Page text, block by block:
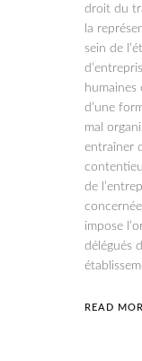
droit du
la
sein de
humaines
d’une
mal
entraîner
de
impose
délégués
READ